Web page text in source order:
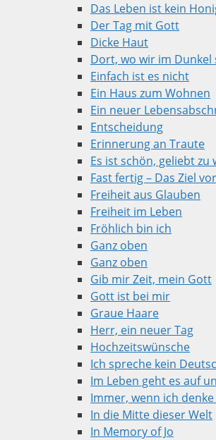
Das Leben ist kein
Der Tag mit Gott
Dicke Haut
Dort, wo wir im Dunkel
Einfach ist es nicht
Ein Haus zum Wohnen
Ein neuer
Entscheidung
Erinnerung an Traute
Es ist schön, geliebt zu
Fast fertig – Das Ziel
Freiheit aus Glauben
Freiheit im Leben
Fröhlich bin ich
Ganz oben
Ganz oben
Gib mir Zeit, mein Gott
Gott ist bei mir
Graue Haare
Herr, ein neuer Tag
Hochzeitswünsche
Ich spreche kein
Im Leben geht es auf
Immer, wenn ich
In die Mitte dieser Welt
In Memory of Jo